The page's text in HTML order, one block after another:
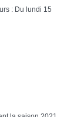
: Du lundi 15